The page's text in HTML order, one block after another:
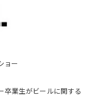
ョー
卒業生がビールに関する